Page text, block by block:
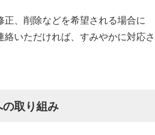
、削除などを希望される場合に
いただければ、すみやかに対応さ
取り組み